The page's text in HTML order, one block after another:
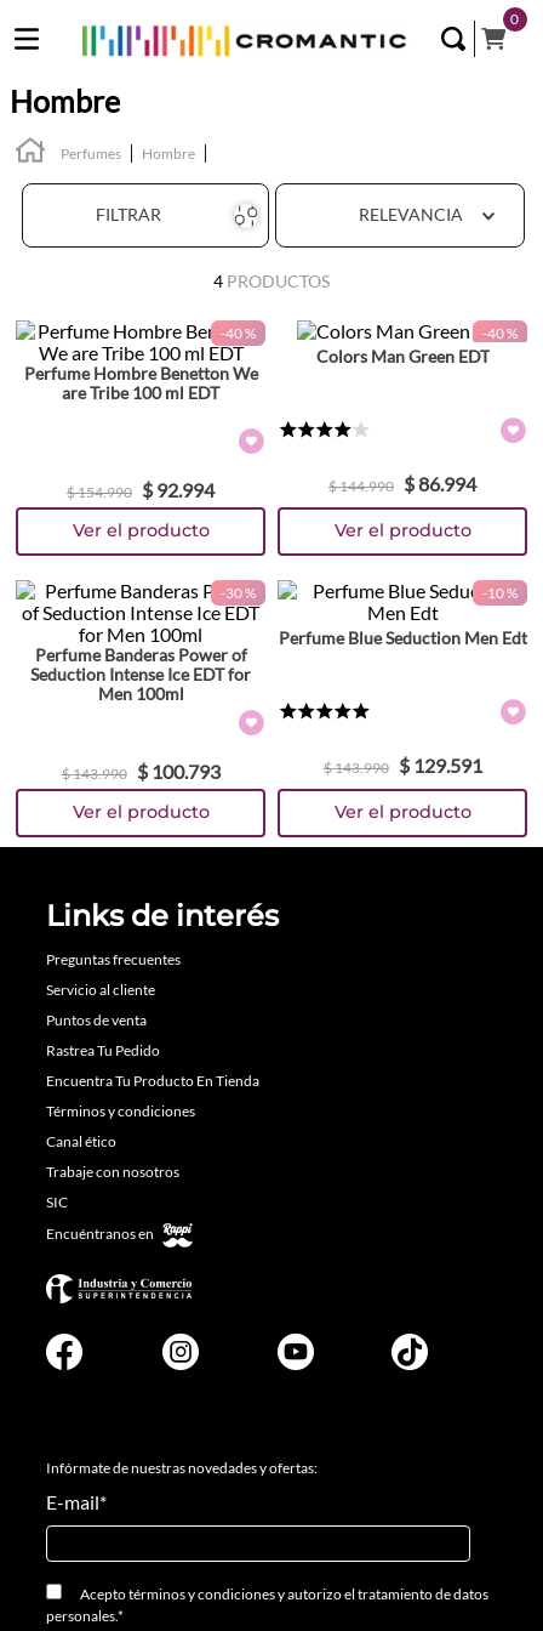
0
Hombre
Perfumes Hombre
FILTRAR RELEVANCIA
4 PRODUCTOS
-40 %
Perfume Hombre Benetton We
are Tribe 100 ml EDT
$154.990 $ 92.994
-40 %
Colors Man Green EDT
$144.990 $86.994
-30 %
Perfume Banderas Power of
Seduction Intense Ice EDT for
Men 100ml
$143.990 $ 100.793
-10 %
Perfume Blue Seduction Men Edt
$143.990 $ 129.591
Links de interés
Preguntas frecuentes
Servicio al cliente
Puntos de venta
Rastrea Tu Pedido
Encuentra Tu Producto En Tienda
Términos y condiciones
Canal ético
Trabaje con nosotros
SIC
Encuéntranos en
Infórmate de nuestras novedades y ofertas:
E-mail*
Aceptotérminos y condicionesyautorizo el tratamiento de datos
personales.*